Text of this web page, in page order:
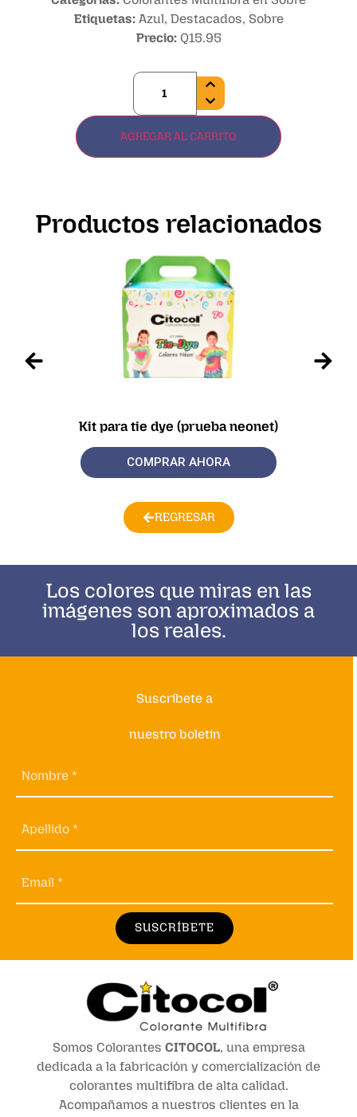
Etiquetas: Azul, Destacados, Sobre
Precio: Q15.95
AGREGAR AL CARRITO
Productos relacionados
Kit para tie dye (prueba neonet)
COMPRAR AHORA
REGRESAR
Los colores que miras en las
imágenes son aproximados a
los reales.
Suscríbete a
nuestro boletín
Nombre *
Apellido *
Email *
SUSCRÍBETE
Somos Colorantes CITOCOL, una empresa
dedicada a la fabricación y comercialización de
colorantes multifibra de alta calidad.
Acompañamos a nuestros clientes en la